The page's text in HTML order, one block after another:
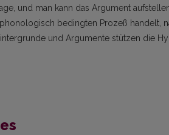
und man kann das Argument
bedingten Prozeß handelt,
und Argumente stützen die